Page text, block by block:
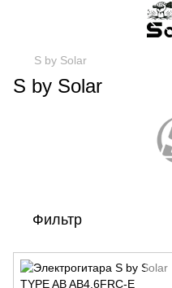
S by Solar
S by Solar
Фильтр